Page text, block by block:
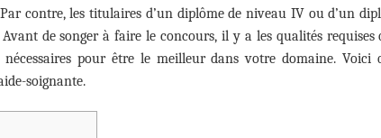
contre, les titulaires d’un diplôme de niveau IV ou d’un
de songer à faire le concours, il y a les qualités requises
pour être le meilleur dans votre domaine. Voici
soignante.